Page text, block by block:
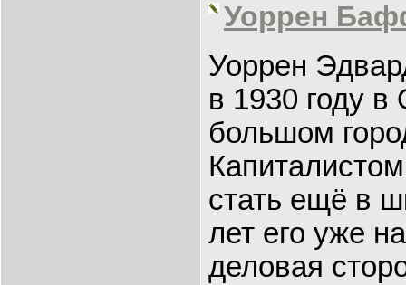
Уоррен
Уоррен
в 1930 году
большом
стать ещё в
лет его уже
деловая